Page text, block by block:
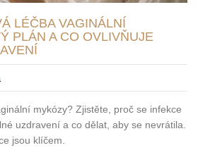
LÉČBA VAGINÁLNÍ
PLÁN A CO OVLIVŇUJE
mykózy? Zjistěte, proč se infekce
uzdravení a co dělat, aby se nevrátila.
jsou klíčem.